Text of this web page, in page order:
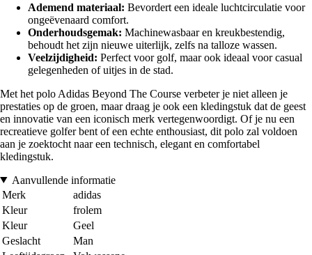
Ademend materiaal: Bevordert een ideale luchtcirculatie voor
ongeëvenaard comfort.
Onderhoudsgemak: Machinewasbaar en kreukbestendig,
behoudt het zijn nieuwe uiterlijk, zelfs na talloze wassen.
Veelzijdigheid: Perfect voor golf, maar ook ideaal voor casual
gelegenheden of uitjes in de stad.
Met het polo Adidas Beyond The Course verbeter je niet alleen je
prestaties op de groen, maar draag je ook een kledingstuk dat de geest
en innovatie van een iconisch merk vertegenwoordigt. Of je nu een
recreatieve golfer bent of een echte enthousiast, dit polo zal voldoen
aan je zoektocht naar een technisch, elegant en comfortabel
kledingstuk.
Aanvullende informatie
Merk
adidas
Kleur
frolem
Kleur
Geel
Geslacht
Man